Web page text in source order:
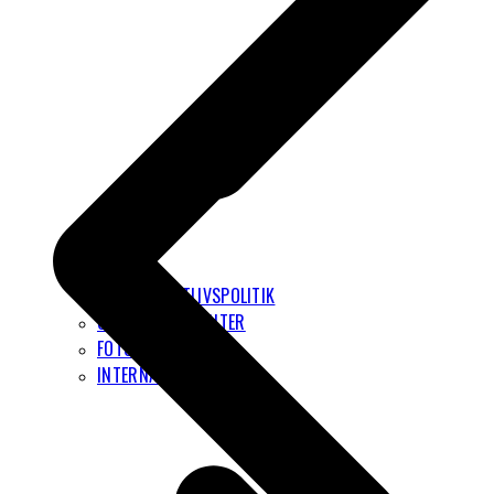
PRIVATLIVSPOLITIK
GRAFISKE ELEMENTER
FOTOS
INTERNATIONALT